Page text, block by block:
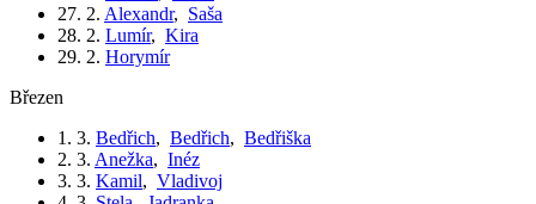
27. 2. Alexandr, Saša
28. 2. Lumír, Kira
29. 2. Horymír
březen
1. 3. Bedřich, Bedřich, Bedřiška
2. 3. Anežka, Inéz
3. 3. Kamil, Vladivoj